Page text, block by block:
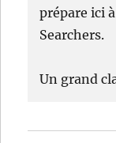
prépare ici
Searchers.
Un grand